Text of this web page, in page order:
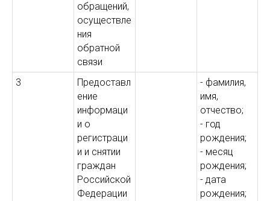
обращений,
осуществле
ния
обратной
связи
3
Предоставл
ение
информаци
и о
регистраци
и и снятии
граждан
Российской
Федерации
- фамилия,
имя,
отчество;
- год
рождения;
- месяц
рождения;
- дата
рождения;